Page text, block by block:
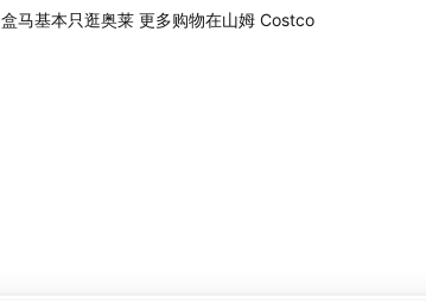
盒马基本只逛奥莱 更多购物在山姆 Costco